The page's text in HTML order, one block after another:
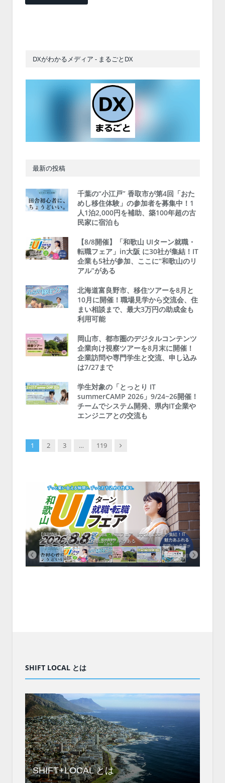
DXがわかるメディア - まるごとDX
最新の投稿
千葉の“小江戸” 香取市が第4回「おた
めし移住体験」の参加者を募集中！1
人1泊2,000円を補助、築100年超の古
民家に宿泊も
【8/8開催】「和歌山 UIターン就職・
転職フェア」in大阪 に30社が集結！IT
企業も5社が参加、ここに“和歌山のリ
アル”がある
北海道富良野市、移住ツアーを8月と
10月に開催！職場見学から交流会、住
まい相談まで、最大3万円の助成金も
利用可能
岡山市、都市圏のデジタルコンテンツ
企業向け視察ツアーを8月末に開催！
企業訪問や専門学生と交流、申し込み
は7/27まで
学生対象の「とっとり IT
summerCAMP 2026」9/24~26開催！
チームでシステム開発、県内IT企業や
エンジニアとの交流も
1 2 3 … 119 Next
【8/8開催】「和歌山 UIターン就職・転職フェア」in大阪 に30社が集結！IT
企業も5社が参加、ここに“和歌山のリアル”がある
SHIFT LOCAL とは
SHIFT+LOCAL とは